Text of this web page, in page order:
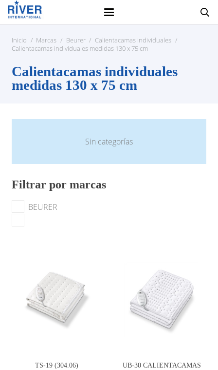
Inicio / Marcas / Beurer / Calientacamas individuales /
Calientacamas individuales medidas 130 x 75 cm
Calientacamas individuales
medidas 130 x 75 cm
Sin categorías
Filtrar por marcas
BEURER
TS-19 (304.06)
UB-30 CALIENTACAMAS